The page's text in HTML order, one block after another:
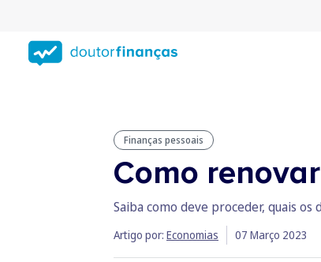
conteúdo
principal
Finanças pessoais
Como
Saiba como deve proceder, quais
Artigo por: Economias 07 Março 2023